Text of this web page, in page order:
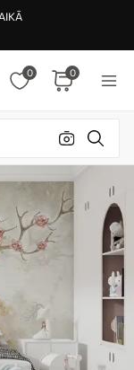
0 0